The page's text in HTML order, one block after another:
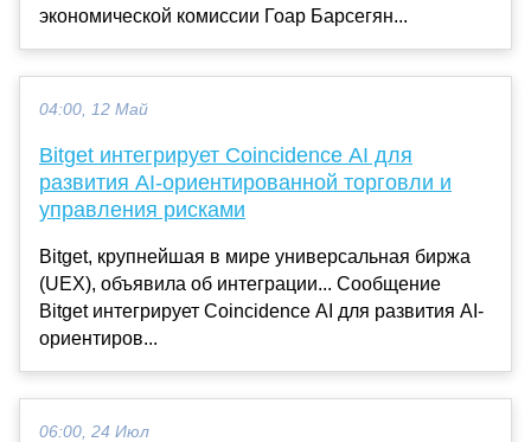
экономической комиссии Гоар Барсегян...
04:00, 12 Май
Bitget интегрирует Coincidence AI для
развития AI-ориентированной торговли и
управления рисками
Bitget, крупнейшая в мире универсальная биржа
(UEX), объявила об интеграции... Сообщение
Bitget интегрирует Coincidence AI для развития AI-
ориентиров...
06:00, 24 Июл